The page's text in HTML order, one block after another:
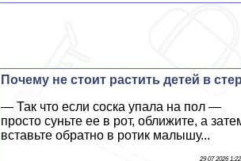
Почему не стоит растить детей в
— Так что если соска упала на пол —
просто суньте ее в рот, оближите, а
вставьте обратно в ротик малышу...
29 07 2026